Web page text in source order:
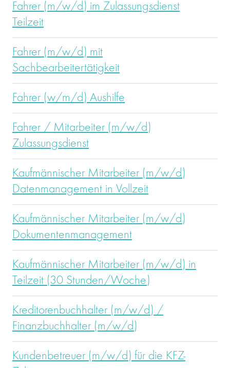
Fahrer (m/w/d) im Zulassungsdienst
Teilzeit
Fahrer (m/w/d) mit
Sachbearbeitertätigkeit
Fahrer (w/m/d) Aushilfe
Fahrer / Mitarbeiter (m/w/d)
Zulassungsdienst
Kaufmännischer Mitarbeiter (m/w/d)
Datenmanagement in Vollzeit
Kaufmännischer Mitarbeiter (m/w/d)
Dokumentenmanagement
Kaufmännischer Mitarbeiter (m/w/d) in
Teilzeit (30 Stunden/Woche)
Kreditorenbuchhalter (m/w/d) /
Finanzbuchhalter (m/w/d)
Kundenbetreuer (m/w/d) für die KFZ-